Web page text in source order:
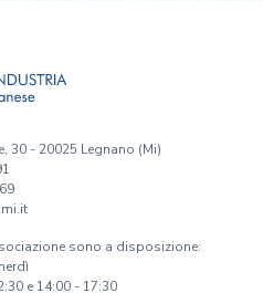
30 - 20025 Legnano (Mi)
sono a disposizione:
e 14:00 - 17:30